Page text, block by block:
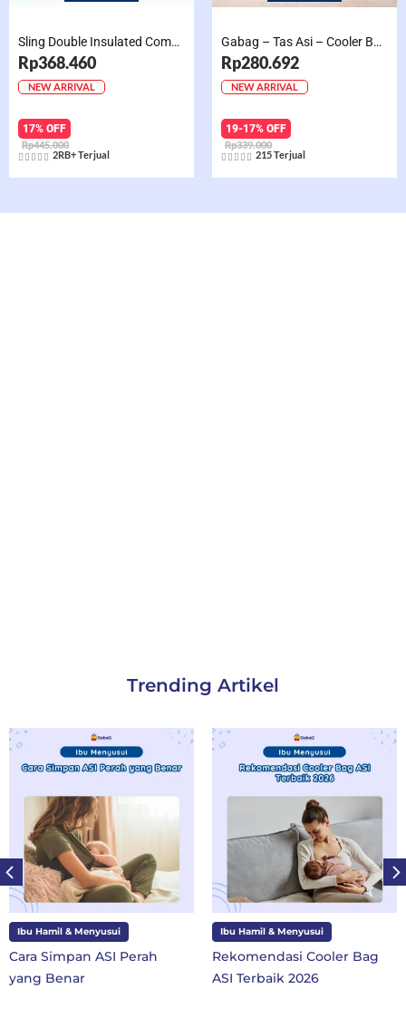
Sling Double Insulated Compartment Cappucino Black, Creamy, Salem, Chocolate
Rp368.460
NEW ARRIVAL
17% OFF
Rp445.000
     Rated
2RB+ Terjual
Gabag – Tas Asi – Cooler Bag Sling Single Compartment Mint Grape Bubble
Rp280.692
NEW ARRIVAL
19-17% OFF
Rp339.000
     Rated
215 Terjual
Trending Artikel
Ibu Hamil & Menyusui
Rekomendasi Cooler Bag
ASI Terbaik 2026
Ibu dan Anak
10 Perlengkapan Sekolah
SD Kelas 1 di Tahun Ajaran